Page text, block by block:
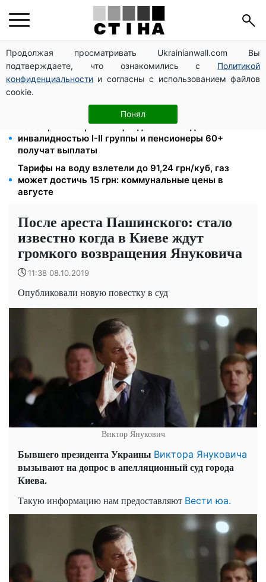
Продолжая просматривать Ukrainianwall.com Вы
подтверждаете, что ознакомились с Политикой
конфиденциальности и согласны с использованием файлов
cookie.
Понял
Директор ДОЗ Киева Татьяна Мостепан:
Демографический кризис нуждается в новых
решениях уже сегодня
Пенсионная реформа в сентябре: добровольные
накопления и пересмотр спецпенсий судей
2000 грн в квартал от фонда США: люди с
инвалидностью I-II группы и пенсионеры 60+
получат выплаты
Тарифы на воду взлетели до 91,24 грн/куб, газ
может достичь 15 грн: коммунальные цены в
августе
После ареста Пашинского: стало
известно когда в Киеве ждут
громкого возвращения Януковича
11:38 08.10.2019
Опубликовали новую повестку в суд
Виктор Янукович
Бывшего президента Украины Виктора Януковича
вызывают на допрос в апелляционный суд города
Киева.
Такую информацию нам предоставляют Вести юа.